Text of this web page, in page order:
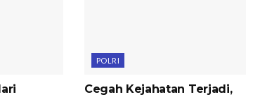
POLRI
Cegah Kejahatan Terjadi,